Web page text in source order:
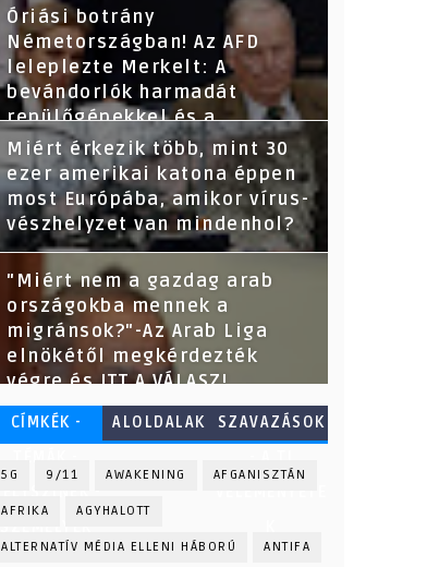
Óriási botrány
Németországban! Az AFD
leleplezte Merkelt: A
bevándorlók harmadát
repülőgépekkel és a
törvényeket megsértve
hozták be-derült ki az adatok
kikérése után.
Miért érkezik több, mint 30
ezer amerikai katona éppen
most Európába, amikor vírus-
vészhelyzet van mindenhol?
"Miért nem a gazdag arab
országokba mennek a
migránsok?"-Az Arab Liga
elnökétől megkérdezték
végre és ITT A VÁLASZ!
CÍMKÉK -
ALOLDALAK
SZAVAZÁSOK
5G 9/11 AWAKENING AFGANISZTÁN
AFRIKA AGYHALOTT
ALTERNATÍV MÉDIA ELLENI HÁBORÚ ANTIFA